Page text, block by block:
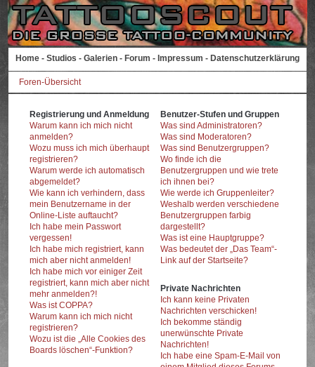
Home - Studios - Galerien - Forum - Impressum - Datenschutzerklärung
Foren-Übersicht
Registrierung und Anmeldung
Warum kann ich mich nicht
anmelden?
Wozu muss ich mich überhaupt
registrieren?
Warum werde ich automatisch
abgemeldet?
Wie kann ich verhindern, dass
mein Benutzername in der
Online-Liste auftaucht?
Ich habe mein Passwort
vergessen!
Ich habe mich registriert, kann
mich aber nicht anmelden!
Ich habe mich vor einiger Zeit
registriert, kann mich aber nicht
mehr anmelden?!
Was ist COPPA?
Warum kann ich mich nicht
registrieren?
Wozu ist die „Alle Cookies des
Boards löschen“-Funktion?
Benutzer-Stufen und Gruppen
Was sind Administratoren?
Was sind Moderatoren?
Was sind Benutzergruppen?
Wo finde ich die
Benutzergruppen und wie trete
ich ihnen bei?
Wie werde ich Gruppenleiter?
Weshalb werden verschiedene
Benutzergruppen farbig
dargestellt?
Was ist eine Hauptgruppe?
Was bedeutet der „Das Team“-
Link auf der Startseite?
Private Nachrichten
Ich kann keine Privaten
Nachrichten verschicken!
Ich bekomme ständig
unerwünschte Private
Nachrichten!
Ich habe eine Spam-E-Mail von